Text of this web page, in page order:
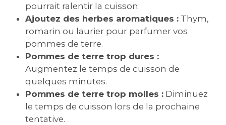
pourrait ralentir la cuisson.
Ajoutez des herbes aromatiques : Thym,
romarin ou laurier pour parfumer vos
pommes de terre.
Pommes de terre trop dures :
Augmentez le temps de cuisson de
quelques minutes.
Pommes de terre trop molles : Diminuez
le temps de cuisson lors de la prochaine
tentative.